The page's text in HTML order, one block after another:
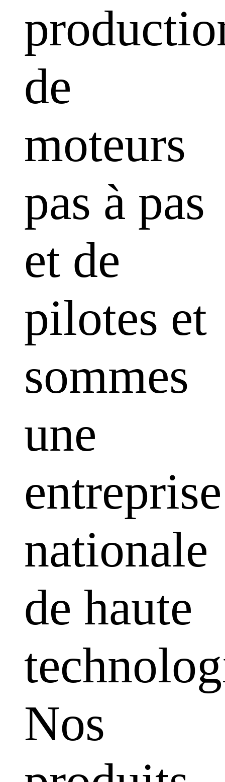
de
moteurs
pas à pas
et de
pilotes et
sommes
une
entreprise
nationale
de haute
Nos